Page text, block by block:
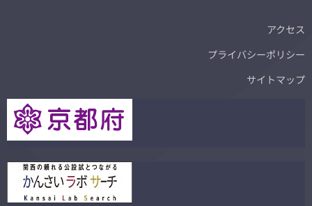
アクセス
プライバシーポリシー
サイトマップ